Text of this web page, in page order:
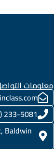
معلومات
233-5081 (516) 1+
Baldwin